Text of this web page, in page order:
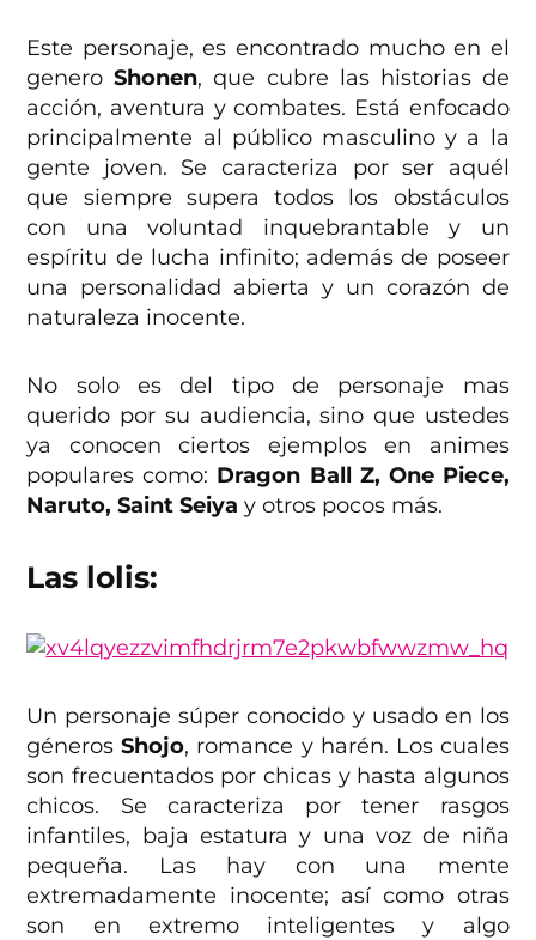
Este personaje, es encontrado mucho en el
generoShonen, que cubre las historias de
acción, aventura y combates. Está enfocado
principalmente al público masculino y a la
gente joven. Se caracteriza por ser aquél
que siempre supera todos los obstáculos
con una voluntad inquebrantable y un
espíritu de lucha infinito; además de poseer
una personalidad abierta y un corazón de
naturaleza inocente.
No solo es del tipo de personaje mas
querido por su audiencia, sino que ustedes
ya conocen ciertos ejemplos en animes
populares como: Dragon Ball Z, One Piece,
Naruto, Saint Seiya y otros pocos más.
Las lolis:
Un personaje súper conocido y usado en los
génerosShojo, romance y harén. Los cuales
son frecuentados por chicas y hasta algunos
chicos. Se caracteriza por tener rasgos
infantiles, baja estatura y una voz de niña
pequeña. Las hay con una mente
extremadamente inocente; así como otras
son en extremo inteligentes y algo